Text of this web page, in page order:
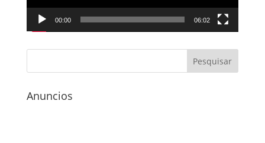
00:00 06:02
Anuncios